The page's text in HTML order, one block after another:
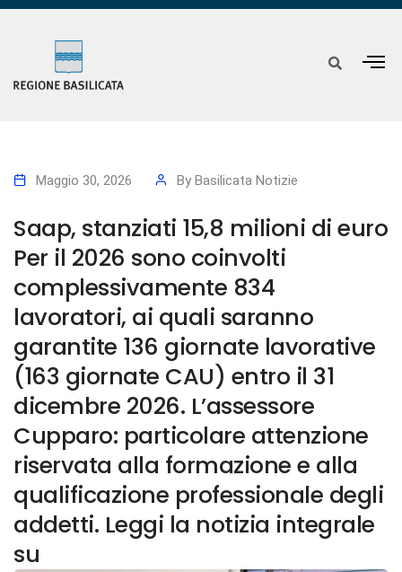
Maggio 30, 2026 By Basilicata Notizie
Saap, stanziati 15,8 milioni di euro
Per il 2026 sono coinvolti
complessivamente 834
lavoratori, ai quali saranno
garantite 136 giornate lavorative
(163 giornate CAU) entro il 31
dicembre 2026. L’assessore
Cupparo: particolare attenzione
riservata alla formazione e alla
qualificazione professionale degli
addetti. Leggi la notizia integrale
su